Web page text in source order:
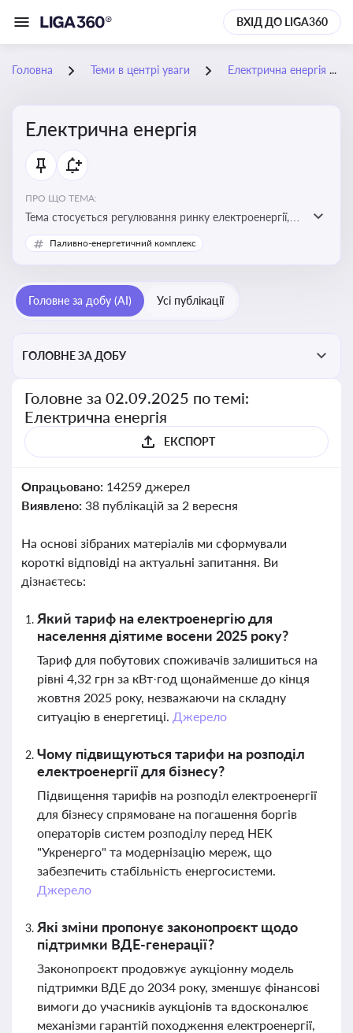
ВХІД ДО LIGA360
Головна Теми в центрі уваги Електрична енергія
Електрична енергія
ПРО ЩО ТЕМА:
Тема стосується регулювання ринку електроенергії,
включаючи її виробництво, постачання та фінансові
стимули для відновлюваної енергетики
Паливно-енергетичний комплекс
Головне за добу (AI) Усі публікації
ГОЛОВНЕ ЗА ДОБУ
Головне за 02.09.2025 по темі:
Електрична енергія
ЕКСПОРТ
Опрацьовано: 14259 джерел
Виявлено: 38 публікацій за 2 вересня
На основі зібраних матеріалів ми сформували
короткі відповіді на актуальні запитання. Ви
дізнаєтесь:
Який тариф на електроенергію для
населення діятиме восени 2025 року?
Тариф для побутових споживачів залишиться на
рівні 4,32 грн за кВт·год щонайменше до кінця
жовтня 2025 року, незважаючи на складну
ситуацію в енергетиці. Джерело
Чому підвищуються тарифи на розподіл
електроенергії для бізнесу?
Підвищення тарифів на розподіл електроенергії
для бізнесу спрямоване на погашення боргів
операторів систем розподілу перед НЕК
"Укренерго" та модернізацію мереж, що
забезпечить стабільність енергосистеми.
Джерело
Які зміни пропонує законопроєкт щодо
підтримки ВДЕ-генерації?
Законопроєкт продовжує аукціонну модель
підтримки ВДЕ до 2034 року, зменшує фінансові
вимоги до учасників аукціонів та вдосконалює
механізми гарантій походження електроенергії,